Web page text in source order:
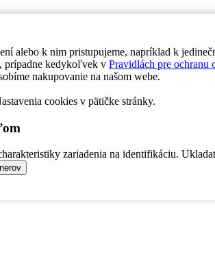
alebo k nim pristupujeme, napríklad k
prípadne kedykoľvek v Pravidlách pre ochranu
nakupovanie na našom webe.
cookies v pätičke stránky.
zariadenia na identifikáciu.